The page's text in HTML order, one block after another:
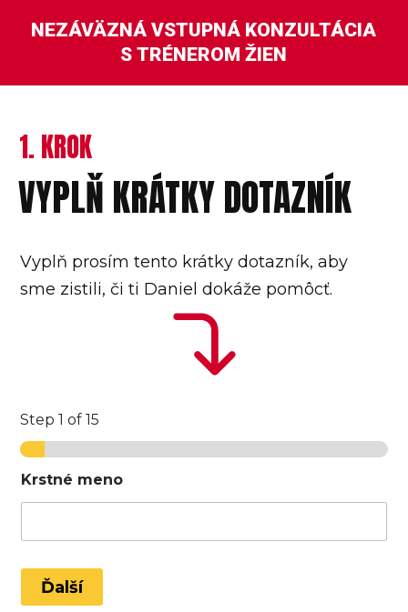
NEZÁVÄZNÁ VSTUPNÁ KONZULTÁCIA
S TRÉNEROM ŽIEN
1. KROK
VYPLŇ KRÁTKY DOTAZNÍK
Vyplň prosím tento krátky dotazník, aby
sme zistili, či ti Daniel dokáže pomôcť.
Step1 of 15
Krstné meno
Ďalší